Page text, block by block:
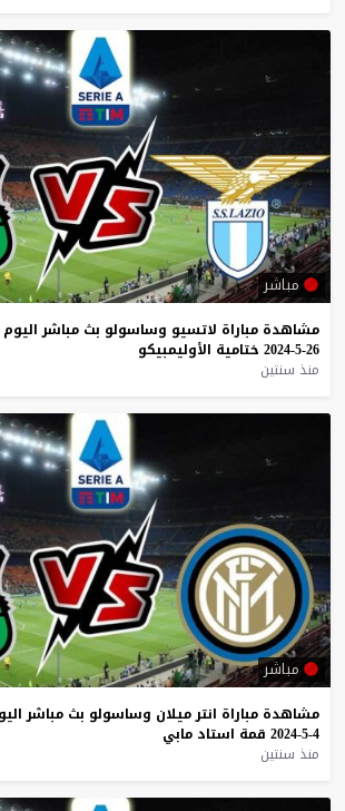
مباشر
مشاهدة مباراة لاتسيو وساسولو بث مباشر اليوم
26-5-2024
ختامية الأوليمبيكو
منذ سنتين
مباشر
مشاهدة مباراة انترميلان وساسولو بث مباشر
4-5-2024
قمة استاد مابي
منذ سنتين